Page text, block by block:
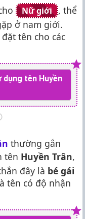
Nữ giới , thể
ở nam giới.
tên cho các
tên Huyền
thường gắn
tên Huyền Trân,
đây là bé gái
tên có độ nhận